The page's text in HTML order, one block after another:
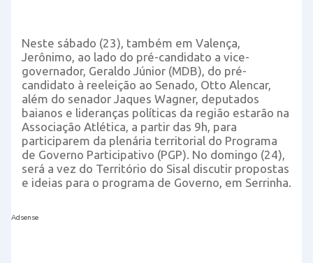
Neste sábado (23), também em Valença,
Jerônimo, ao lado do pré-candidato a vice-
governador, Geraldo Júnior (MDB), do pré-
candidato à reeleição ao Senado, Otto Alencar,
além do senador Jaques Wagner, deputados
baianos e lideranças políticas da região estarão na
Associação Atlética, a partir das 9h, para
participarem da plenária territorial do Programa
de Governo Participativo (PGP). No domingo (24),
será a vez do Território do Sisal discutir propostas
e ideias para o programa de Governo, em Serrinha.
Adsense